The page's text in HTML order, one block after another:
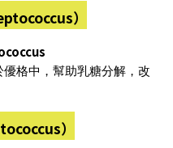
）
優格中，幫助乳糖分解，改
）